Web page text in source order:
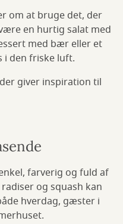
om at bruge det, der
en hurtig salat med
med bær eller et
i den friske luft.
giver inspiration til
farverig og fuld af
og squash kan
hverdag, gæster i